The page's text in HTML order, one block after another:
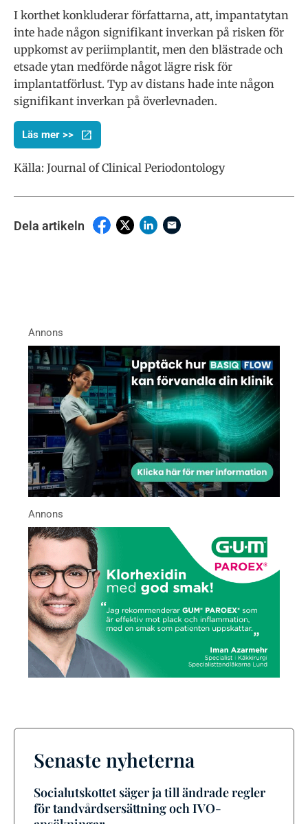
I korthet konkluderar författarna, att, impantatytan
inte hade någon signifikant inverkan på risken för
uppkomst av periimplantit, men den blästrade och
etsade ytan medförde något lägre risk för
implantatförlust. Typ av distans hade inte någon
signifikant inverkan på överlevnaden.
Läs mer >>
Källa: Journal of Clinical Periodontology
Dela artikeln
Senaste nyheterna
Socialutskottet säger ja till ändrade regler
för tandvårdsersättning och IVO-